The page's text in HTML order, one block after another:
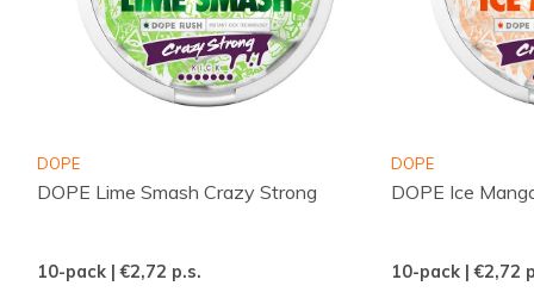
Mis deze kans niet om deKRATOS Black Cherry Ice
Strong zelf te ervaren. Voeg deze krachtige
nicotinezakjes vandaag nog toe aan je winkelmandje
en ontdek waarom zoveel klanten wereldwijd
DOPE
DOPE Lime Smash Crazy Strong
10-pack | €2,72 p.s.
DOPE
DOPE Ice
10-pack | €2,72